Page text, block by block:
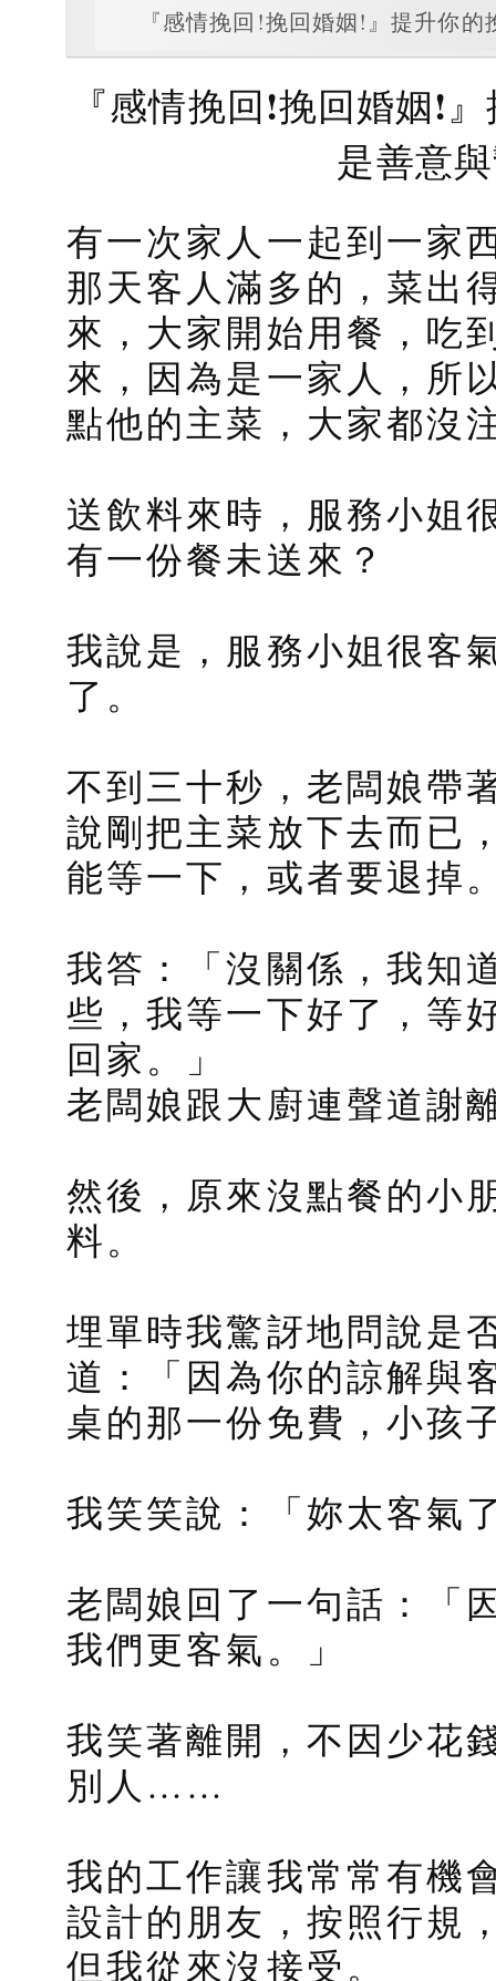
『感情挽回!挽回婚姻!』提升你
『感情挽回!挽回婚姻!
是善意
有一次家人一起到一家
那天客人滿多的，菜出
來，大家開始用餐，吃
來，因為是一家人，所
點他的主菜，大家都沒
送飲料來時，服務小姐
有一份餐未送來？
我說是，服務小姐很客
了。
不到三十秒，老闆娘帶
說剛把主菜放下去而已
能等一下，或者要退掉
我答：「沒關係，我知
些，我等一下好了，等
回家。」
老闆娘跟大廚連聲道謝
然後，原來沒點餐的小
料。
埋單時我驚訝地問說是
道：「因為你的諒解與
桌的那一份免費，小孩
我笑笑說：「妳太客氣
老闆娘回了一句話：「
我們更客氣。」
我笑著離開，不因少花
別人……
我的工作讓我常常有機
設計的朋友，按照行規
但我從來沒接受。